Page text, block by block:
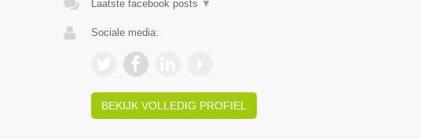
Laatste facebook posts ▼
Sociale media:
BEKIJK VOLLEDIG PROFIEL